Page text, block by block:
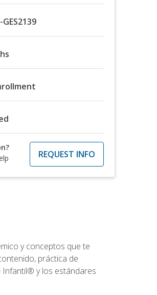
REQUEST INFO
y conceptos que te
práctica de
y los estándares